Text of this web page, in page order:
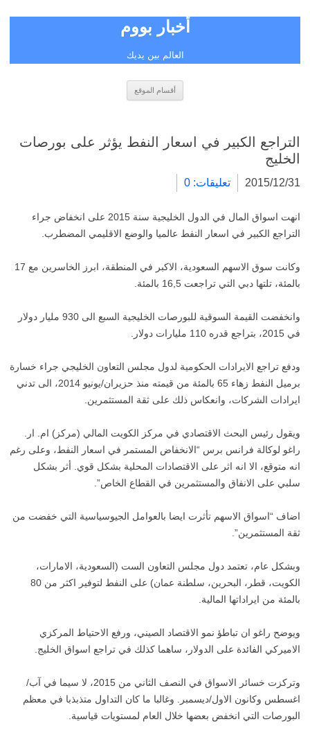
أخبار بووم
العالم بين يديك
أقسام الموقع
التراجع الكبير في اسعار النفط يؤثر على بورصات
الخليج
2015/12/31 تعليقات: 0
انهت اسواق المال في الدول الخليجية سنة 2015 على انخفاض جراء
التراجع الكبير في اسعار النفط عالميا والوضع الاقليمي المضطرب.
وكانت سوق الاسهم السعودية، الاكبر في المنطقة، ابرز الخاسرين مع 17
بالمئة، تلتها دبي التي تراجعت 16,5 بالمئة.
وانخفضت القيمة السوقية للبورصات الخليجية السبع الى 930 مليار دولار
في 2015، بتراجع قدره 110 مليارات دولار.
ودفع تراجع الايرادات الحكومية لدول مجلس التعاون الخليجي جراء خسارة
برميل النفط زهاء 65 بالمئة من قيمته منذ حزيران/يونيو 2014، الى تدني
ايرادات الشركات، وانعكاس ذلك على ثقة المستثمرين.
ويقول رئيس البحث الاقتصادي في مركز الكويت المالي (مركز) ام. ار.
راغو لوكالة فرانس برس “الانخفاض المستمر في اسعار النفط، وعلى رغم
انه متوقع، الا انه اثر على الاقتصادات المحلية بشكل قوي. أثر بشكل
سلبي على الانفاق والمستثمرين في القطاع الخاص”.
اضاف “اسواق الاسهم تأثرت ايضا بالعوامل الجيوسياسية التي خفضت من
ثقة المستثمرين”.
وبشكل عام، تعتمد دول مجلس التعاون الست (السعودية، الامارات،
الكويت، قطر، البحرين، سلطنة عمان) على النفط لتوفير اكثر من 80
بالمئة من ايراداتها المالية.
ويوضح راغو ان تباطؤ نمو الاقتصاد الصيني، ورفع الاحتياط المركزي
الاميركي الفائدة على الدولار، ساهما كذلك في تراجع اسواق الخليج.
وتركزت خسائر الاسواق في النصف الثاني من 2015، لا سيما في آب/
اغسطس وكانون الاول/ديسمبر. وغالبا ما كان التداول متذبذبا في معظم
البورصات التي انخفض بعضها خلال العام لمستويات قياسية.